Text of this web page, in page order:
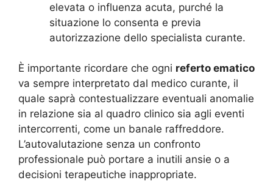
elevata o influenza acuta, purché la
situazione lo consenta e previa
autorizzazione dello specialista curante.
È importante ricordare che ogni referto ematico
va sempre interpretato dal medico curante, il
quale saprà contestualizzare eventuali anomalie
in relazione sia al quadro clinico sia agli eventi
intercorrenti, come un banale raffreddore.
L’autovalutazione senza un confronto
professionale può portare a inutili ansie o a
decisioni terapeutiche inappropriate.